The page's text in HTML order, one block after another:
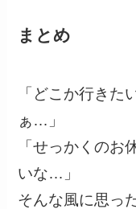
まとめ
「どこか行きた
ぁ…」
「せっかくのお
いな…」
そんな風に思っ